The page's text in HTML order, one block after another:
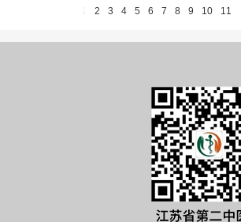
2 3 4 5 6 7 8 9 10 11